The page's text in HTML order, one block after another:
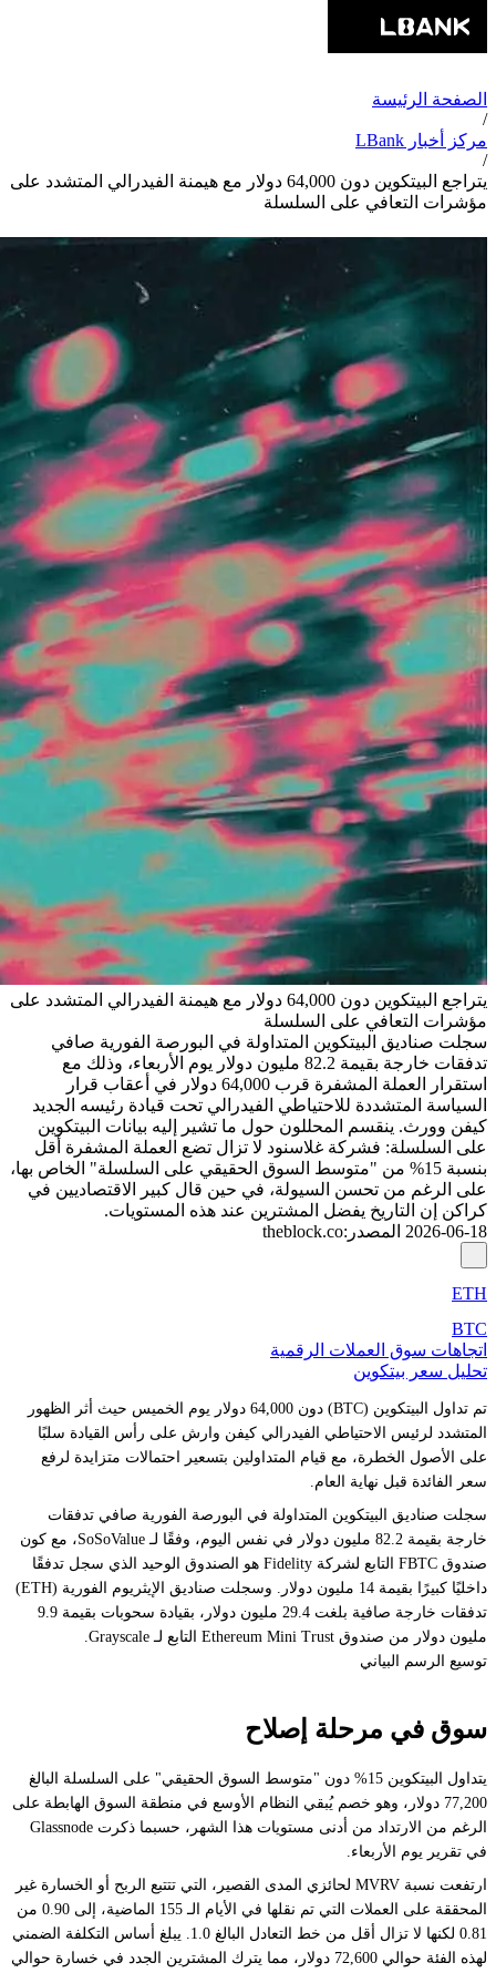
الصفحة الرئيسة
/
مركز أخبار LBank
/
يتراجع البيتكوين دون 64,000 دولار مع هيمنة الفيدرالي المتشدد على
مؤشرات التعافي على السلسلة
يتراجع البيتكوين دون 64,000 دولار مع هيمنة الفيدرالي المتشدد على
مؤشرات التعافي على السلسلة
سجلت صناديق البيتكوين المتداولة في البورصة الفورية صافي
تدفقات خارجة بقيمة 82.2 مليون دولار يوم الأربعاء، وذلك مع
استقرار العملة المشفرة قرب 64,000 دولار في أعقاب قرار
السياسة المتشددة للاحتياطي الفيدرالي تحت قيادة رئيسه الجديد
كيفن وورث. ينقسم المحللون حول ما تشير إليه بيانات البيتكوين
على السلسلة: فشركة غلاسنود لا تزال تضع العملة المشفرة أقل
بنسبة 15% من "متوسط السوق الحقيقي على السلسلة" الخاص بها،
على الرغم من تحسن السيولة، في حين قال كبير الاقتصاديين في
كراكن إن التاريخ يفضل المشترين عند هذه المستويات.
2026-06-18 المصدر :
theblock.co
ETH
BTC
اتجاهات سوق العملات الرقمية
تحليل سعر بيتكوين
تم تداول البيتكوين (BTC) دون 64,000 دولار يوم الخميس حيث أثر الظهور
المتشدد لرئيس الاحتياطي الفيدرالي كيفن وارش على رأس القيادة سلبًا
على الأصول الخطرة، مع قيام المتداولين بتسعير احتمالات متزايدة لرفع
سعر الفائدة قبل نهاية العام.
سجلت صناديق البيتكوين المتداولة في البورصة الفورية صافي تدفقات
خارجة بقيمة 82.2 مليون دولار في نفس اليوم، وفقًا لـ SoSoValue، مع كون
صندوق FBTC التابع لشركة Fidelity هو الصندوق الوحيد الذي سجل تدفقًا
داخليًا كبيرًا بقيمة 14 مليون دولار. وسجلت صناديق الإيثريوم الفورية (ETH)
تدفقات خارجة صافية بلغت 29.4 مليون دولار، بقيادة سحوبات بقيمة 9.9
مليون دولار من صندوق Ethereum Mini Trust التابع لـ Grayscale.
توسيع الرسم البياني
سوق في مرحلة إصلاح
يتداول البيتكوين 15% دون "متوسط السوق الحقيقي" على السلسلة البالغ
77,200 دولار، وهو خصم يُبقي النظام الأوسع في منطقة السوق الهابطة على
الرغم من الارتداد من أدنى مستويات هذا الشهر، حسبما ذكرت Glassnode
في تقرير يوم الأربعاء.
ارتفعت نسبة MVRV لحائزي المدى القصير، التي تتتبع الربح أو الخسارة غير
المحققة على العملات التي تم نقلها في الأيام الـ 155 الماضية، إلى 0.90 من
0.81 لكنها لا تزال أقل من خط التعادل البالغ 1.0. يبلغ أساس التكلفة الضمني
لهذه الفئة حوالي 72,600 دولار، مما يترك المشترين الجدد في خسارة حوالي